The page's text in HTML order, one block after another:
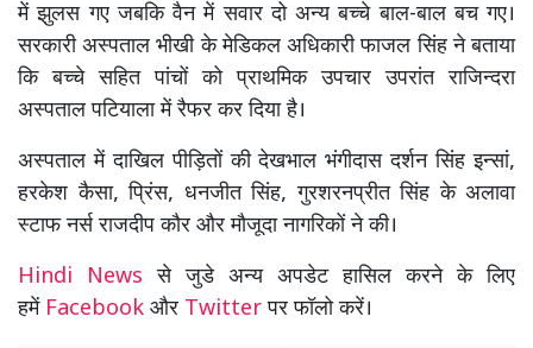
में झुलस गए जबकि वैन में सवार दो अन्य बच्चे बाल-बाल बच गए।
सरकारी अस्पताल भीखी के मेडिकल अधिकारी फाजल सिंह ने बताया
कि बच्चे सहित पांचों को प्राथमिक उपचार उपरांत राजिन्दरा
अस्पताल पटियाला में रैफर कर दिया है।
अस्पताल में दाखिल पीड़ितों की देखभाल भंगीदास दर्शन सिंह इन्सां,
हरकेश कैसा, प्रिंस, धनजीत सिंह, गुरशरनप्रीत सिंह के अलावा
स्टाफ नर्स राजदीप कौर और मौजूदा नागरिकों ने की।
Hindi Newsसे जुडे अन्य अपडेट हासिल करने के लिए
हमें Facebook और Twitterपर फॉलो करें।